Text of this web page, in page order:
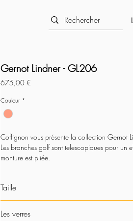
Gernot Lindner - GL206
675,00 €
Couleur *
Coffignon vous présente la collection Gernot
Les branches golf sont telescopiques pour un
monture est pliée.
Découvrez notre sélection en boutique
Taille
Les verres